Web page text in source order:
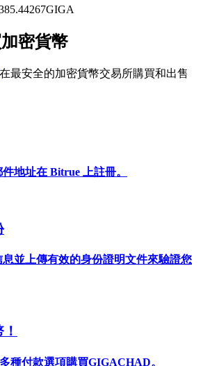
GIGA
密貨幣
在最安全的加密貨幣交易所購買和出售
地址在 Bitrue 上註冊。
並上傳有效的身份證明文件來驗證您
種付款選項購買GIGACHAD。